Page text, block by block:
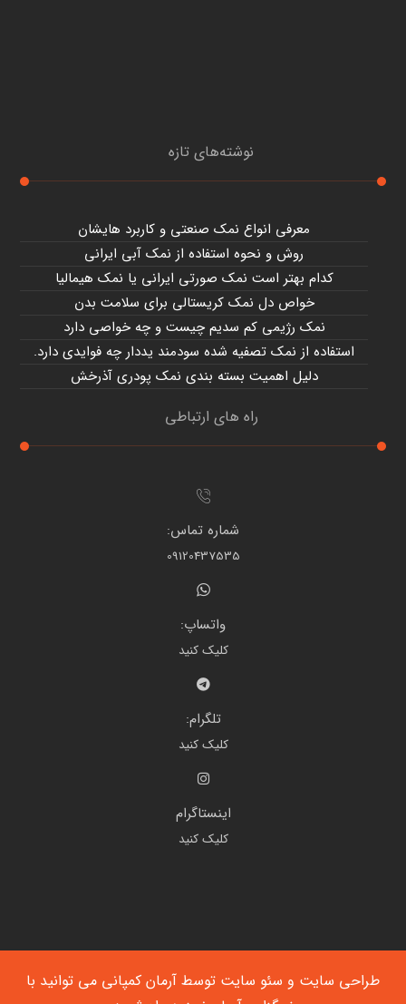
نوشته‌های تازه
معرفی انواع نمک صنعتی و کاربرد هایشان
روش و نحوه استفاده از نمک آبی ایرانی
کدام بهتر است نمک صورتی ایرانی یا نمک هیمالیا
خواص دل نمک کریستالی برای سلامت بدن
نمک رژیمی کم سدیم چیست و چه خواصی دارد
استفاده از نمک تصفیه شده سودمند یددار چه فوایدی دارد.
دلیل اهمیت بسته بندی نمک پودری آذرخش
راه های ارتباطی
شماره تماس:
09120437535
واتساپ:
کلیک کنید
تلگرام:
کلیک کنید
اینستاگرام
کلیک کنید
طراحی سایت و سئو سایت توسط آرمان کمپانی می توانید با